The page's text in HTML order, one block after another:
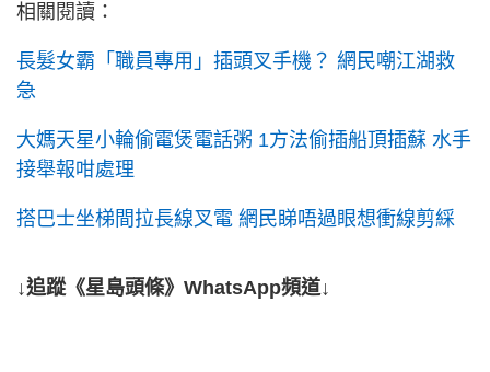
相關閱讀：
長髮女霸「職員專用」插頭叉手機？ 網民嘲江湖救
急
大媽天星小輪偷電煲電話粥 1方法偷插船頂插蘇 水手
接舉報咁處理
搭巴士坐梯間拉長線叉電 網民睇唔過眼想衝線剪綵
↓追蹤《星島頭條》WhatsApp頻道↓